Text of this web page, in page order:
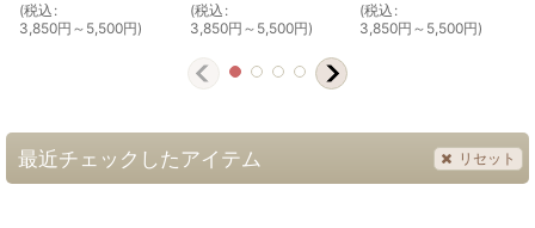
(税込 :
3,850円 ～5,500円)
(税込 :
3,850円 ～5,500円)
(税込 :
3,850円 ～5,500円)
最近チェックしたアイテム リセット